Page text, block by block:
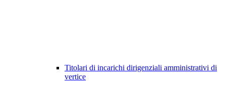
Titolari di incarichi dirigenziali amministrativi di
vertice